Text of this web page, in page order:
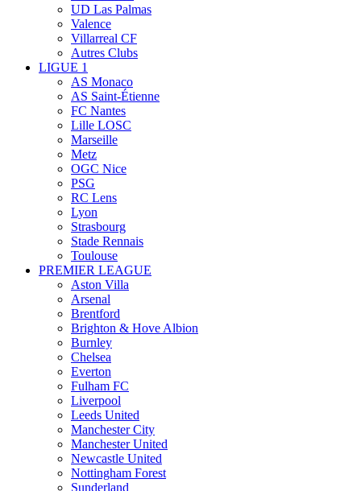
UD Las Palmas
Valence
Villarreal CF
Autres Clubs
LIGUE 1
AS Monaco
AS Saint-Étienne
FC Nantes
Lille LOSC
Marseille
Metz
OGC Nice
PSG
RC Lens
Lyon
Strasbourg
Stade Rennais
Toulouse
PREMIER LEAGUE
Aston Villa
Arsenal
Brentford
Brighton & Hove Albion
Burnley
Chelsea
Everton
Fulham FC
Liverpool
Leeds United
Manchester City
Manchester United
Newcastle United
Nottingham Forest
Sunderland